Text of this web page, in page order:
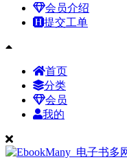
会员介绍
提交工单
首页
分类
会员
我的